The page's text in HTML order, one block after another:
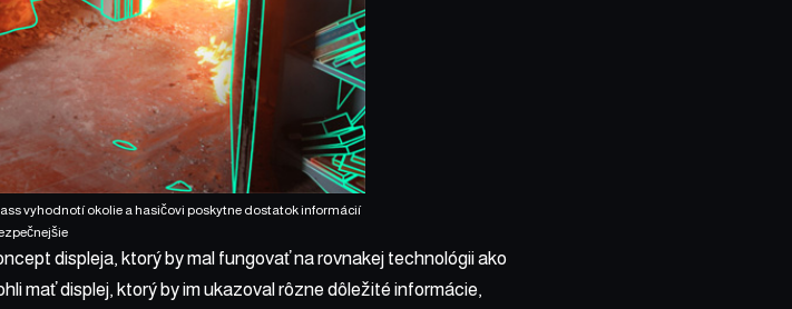
vyhodnotí okolie a hasičovi poskytne dostatok informácií
displeja, ktorý by mal fungovať na rovnakej technológii ako
mať displej, ktorý by im ukazoval rôzne dôležité informácie,